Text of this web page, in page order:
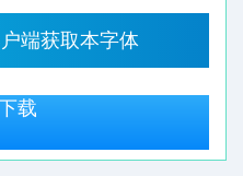
端获取本字体
载